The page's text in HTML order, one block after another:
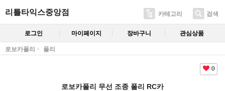
리틀타익스중앙점 카테고리 검색
로그인 마이페이지 장바구니 관심상품
로보카폴리 폴리
0
로보카폴리 무선 조종 폴리 RC카